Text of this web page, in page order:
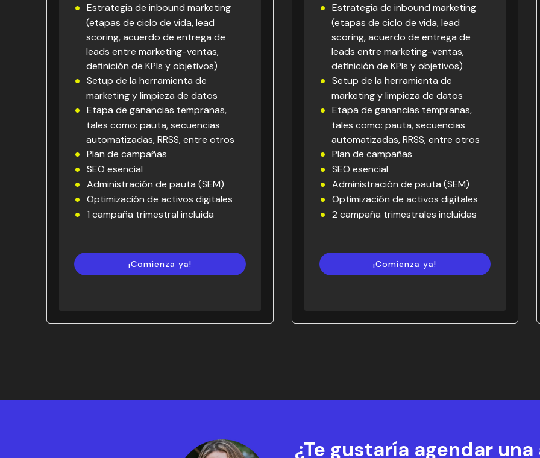
Estrategia de inbound marketing
(etapas de ciclo de vida, lead
scoring, acuerdo de entrega de
leads entre marketing-ventas,
definición de KPIs y objetivos)
Setup de la herramienta de
marketing y limpieza de datos
Etapa de ganancias tempranas,
tales como: pauta, secuencias
automatizadas, RRSS, entre otros
Plan de campañas
SEO esencial
Administración de pauta (SEM)
Optimización de activos digitales
1 campaña trimestral incluida
¡Comienza ya!
Estrategia de inbound marketing
(etapas de ciclo de vida, lead
scoring, acuerdo de entrega de
leads entre marketing-ventas,
definición de KPIs y objetivos)
Setup de la herramienta de
marketing y limpieza de datos
Etapa de ganancias tempranas,
tales como: pauta, secuencias
automatizadas, RRSS, entre otros
Plan de campañas
SEO esencial
Administración de pauta (SEM)
Optimización de activos digitales
2 campaña trimestrales incluidas
¡Comienza ya!
¿Te gustaría agendar